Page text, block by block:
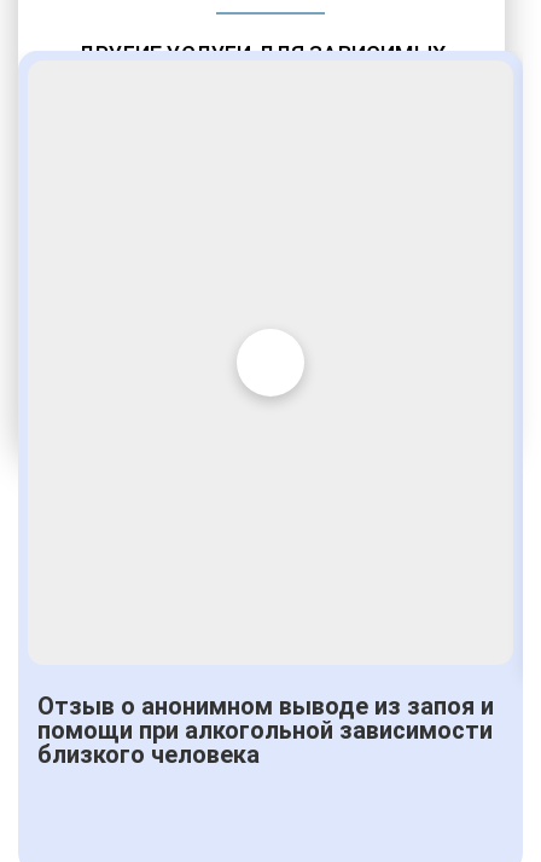
ДРУГИЕ УСЛУГИ ДЛЯ ЗАВИСИМЫХ
Отзыв о анонимном выводе из запоя и
помощи при алкогольной зависимости
близкого человека